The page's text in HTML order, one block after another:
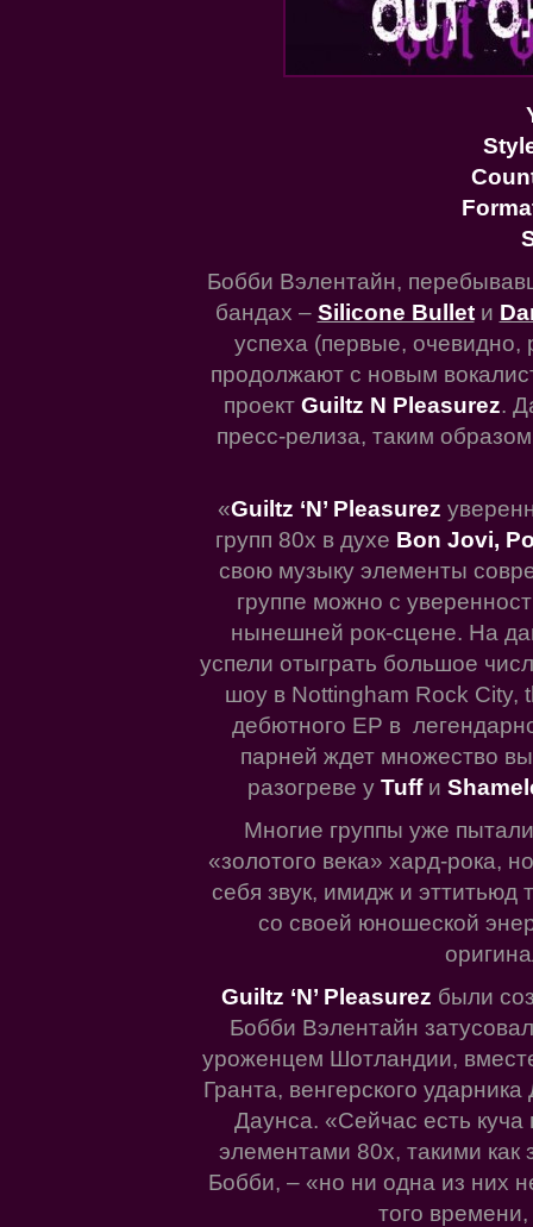
Бобби Вэлентайн,
бандах – Silicone Bulletи
успеха (первые,
продолжают с новым
проект Guiltz N Pleasurez.
пресс-релиза, таким
«Guiltz ‘N’ Pleasurez
групп 80х в духе Bon Jovi,
свою музыку элементы
группе можно с
нынешней рок-сцене. На
успели отыграть большое
шоу в Nottingham Rock City,
дебютного EP в
парней ждет множество
разогреве у Tuff и
Многие группы уже
«золотого века» хард-рока,
себя звук, имидж и эттитьюд
со своей юношеской
Guiltz ‘N’ Pleasurez были
Бобби Вэлентайн
уроженцем Шотландии,
Гранта, венгерского
Даунса. «Сейчас есть
элементами 80х, такими как
Бобби, – «но ни одна из них
того